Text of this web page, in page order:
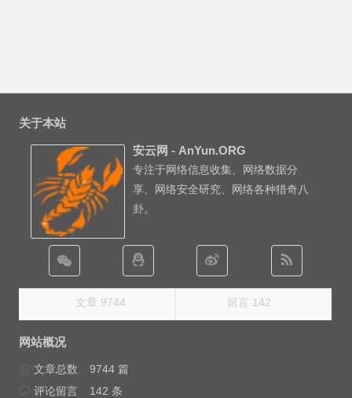
关于本站
安云网 - AnYun.ORG
专注于网络信息收集、网络数据分
享、网络安全研究、网络各种猎奇八
卦。
文章 9744 留言 142
网站概况
文章总数
9744 篇
评论留言
142 条